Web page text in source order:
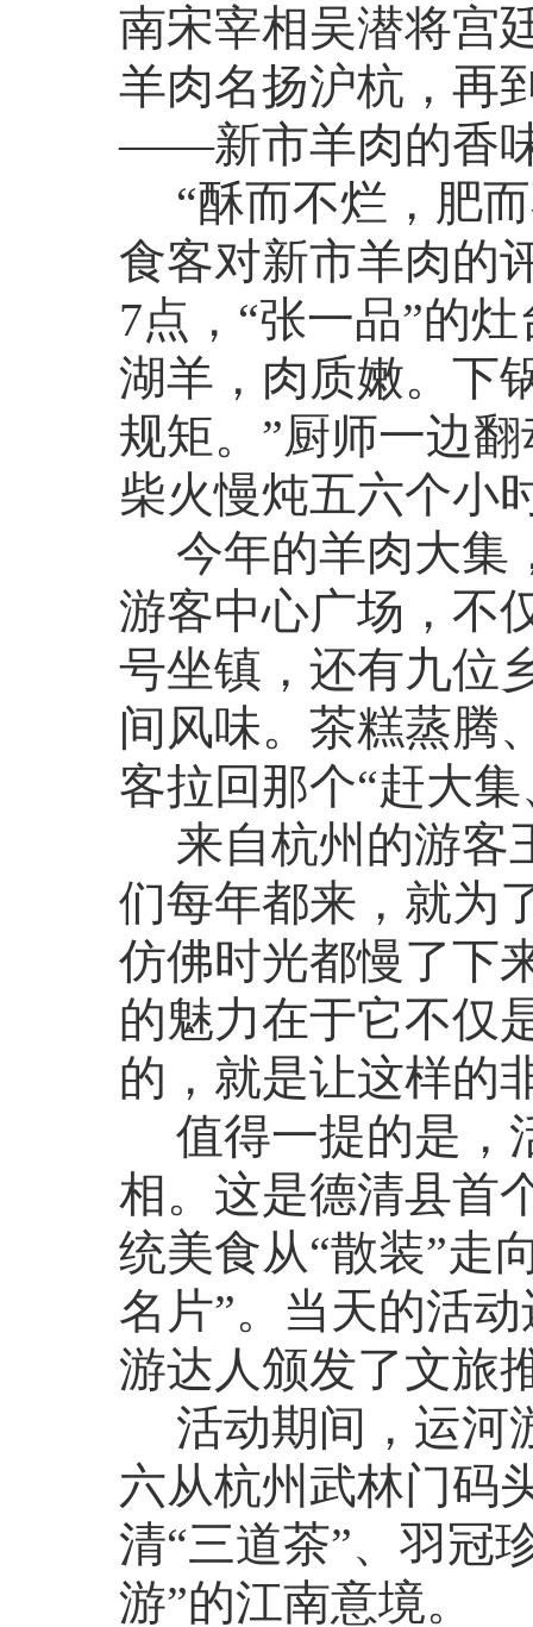
南宋宰相吴潜将宫
羊肉名扬沪杭，再
——新市羊肉的香
“酥而不烂，肥
食客对新市羊肉的
7点，“张一品”的
湖羊，肉质嫩。下
规矩。”厨师一边
柴火慢炖五六个小
今年的羊肉大集
游客中心广场，不
号坐镇，还有九位
间风味。茶糕蒸腾
客拉回那个“赶大
来自杭州的游客
们每年都来，就为
仿佛时光都慢了下
的魅力在于它不仅
的，就是让这样的
值得一提的是，
相。这是德清县首
统美食从“散装”走
名片”。当天的活
游达人颁发了文旅
活动期间，运河
六从杭州武林门码
清“三道茶”、羽冠
游”的江南意境。